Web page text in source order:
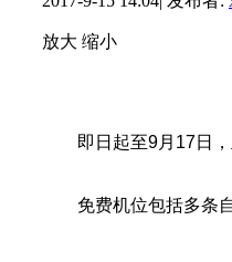
放大 缩小
即日起至9月17日
免费机位包括多条